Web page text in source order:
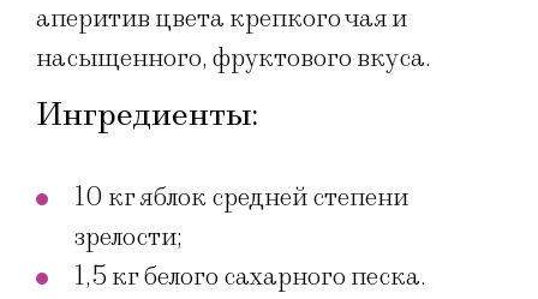
аперитив цвета крепкого чая и
насыщенного, фруктового вкуса.
Ингредиенты:
10 кг яблок средней степени
зрелости;
1,5 кг белого сахарного песка.